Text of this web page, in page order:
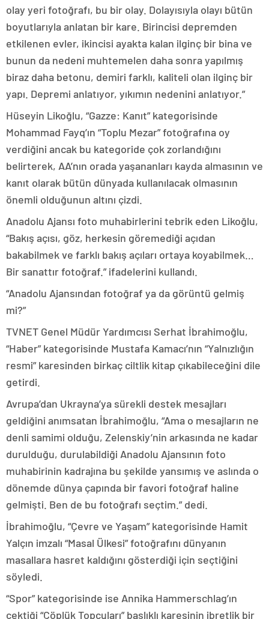
olay yeri fotoğrafı, bu bir olay. Dolayısıyla olayı bütün
boyutlarıyla anlatan bir kare. Birincisi depremden
etkilenen evler, ikincisi ayakta kalan ilginç bir bina ve
bunun da nedeni muhtemelen daha sonra yapılmış
biraz daha betonu, demiri farklı, kaliteli olan ilginç bir
yapı. Depremi anlatıyor, yıkımın nedenini anlatıyor.”
Hüseyin Likoğlu, “Gazze: Kanıt” kategorisinde
Mohammad Fayq’ın “Toplu Mezar” fotoğrafına oy
verdiğini ancak bu kategoride çok zorlandığını
belirterek, AA’nın orada yaşananları kayda almasının ve
kanıt olarak bütün dünyada kullanılacak olmasının
önemli olduğunun altını çizdi.
Anadolu Ajansı foto muhabirlerini tebrik eden Likoğlu,
“Bakış açısı, göz, herkesin göremediği açıdan
bakabilmek ve farklı bakış açıları ortaya koyabilmek…
Bir sanattır fotoğraf.” ifadelerini kullandı.
“Anadolu Ajansından fotoğraf ya da görüntü gelmiş
mi?”
TVNET Genel Müdür Yardımcısı Serhat İbrahimoğlu,
“Haber” kategorisinde Mustafa Kamacı’nın “Yalnızlığın
resmi” karesinden birkaç ciltlik kitap çıkabileceğini dile
getirdi.
Avrupa’dan Ukrayna’ya sürekli destek mesajları
geldiğini anımsatan İbrahimoğlu, “Ama o mesajların ne
denli samimi olduğu, Zelenskiy’nin arkasında ne kadar
durulduğu, durulabildiği Anadolu Ajansının foto
muhabirinin kadrajına bu şekilde yansımış ve aslında o
dönemde dünya çapında bir favori fotoğraf haline
gelmişti. Ben de bu fotoğrafı seçtim.” dedi.
İbrahimoğlu, “Çevre ve Yaşam” kategorisinde Hamit
Yalçın imzalı “Masal Ülkesi” fotoğrafını dünyanın
masallara hasret kaldığını gösterdiği için seçtiğini
söyledi.
“Spor” kategorisinde ise Annika Hammerschlag’ın
çektiği “Çöplük Topçuları” başlıklı karesinin ibretlik bir